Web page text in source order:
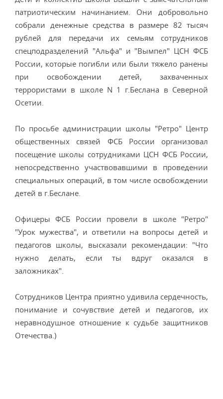
патриотическим начинанием. Они добровольно
собрали денежные средства в размере 82 тысяч
рублей для передачи их семьям сотрудников
спецподразделений "Альфа" и "Вымпел" ЦСН ФСБ
России, которые погибли или были тяжело ранены
при освобождении детей, захваченных
террористами в школе N 1 г.Беслана в Северной
Осетии.
По просьбе администрации школы "Ретро" Центр
общественных связей ФСБ России организовал
посещение школы сотрудниками ЦСН ФСБ России,
непосредственно участвовавшими в проведении
специальных операций, в том числе освобождении
детей в г.Беслане.
Офицеры ФСБ России провели в школе "Ретро"
"Урок мужества", и ответили на вопросы детей и
педагогов школы, высказали рекомендации: "Что
нужно делать, если ты вдруг оказался в
заложниках".
Сотрудников Центра приятно удивила сердечность,
понимание и сочувствие детей и педагогов, их
неравнодушное отношение к судьбе защитников
Отечества.)